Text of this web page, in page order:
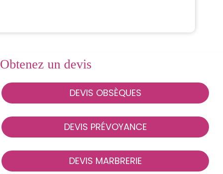
Obtenez un devis
DEVIS OBSÈQUES
DEVIS PRÉVOYANCE
DEVIS MARBRERIE